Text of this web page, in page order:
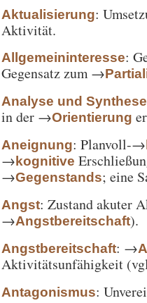
Aktualisierung:
Aktivität.
Allgemeininteresse:
Gegensatz zum →
Analyse und Synthese
in der →Orientierung
Aneignung: Planvoll-→
→kognitive
→Gegenstands; eine
Angst: Zustand akuter
→Angstbereitschaft).
Angstbereitschaft: →
Aktivitätsunfähigkeit
Antagonismus: